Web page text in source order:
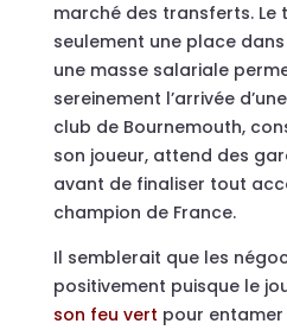
marché des transferts. Le
seulement une place
une masse salariale
sereinement l’arrivée
club de Bournemouth,
son joueur, attend des
avant de finaliser tout
champion de France.
Il semblerait que les
positivement puisque le
son feu vert pour